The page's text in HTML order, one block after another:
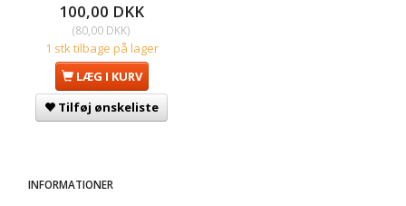
100,00 DKK
(80,00 DKK)
1 stk tilbage på lager
LÆG I KURV
Tilføj ønskeliste
INFORMATIONER